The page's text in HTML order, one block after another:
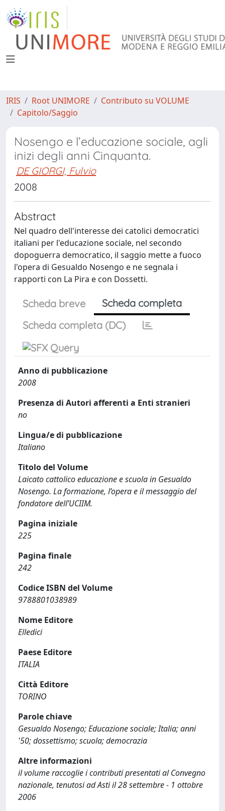
IRIS Root UNIMORE
Contributo su VOLUME
Capitolo/Saggio
Nosengo e l’educazione sociale, agli
inizi degli anni Cinquanta.
DE GIORGI, Fulvio
2008
Abstract
Nel quadro dell'interesse dei catolici democratici
italiani per l'educazione sociale, nel secondo
dopoguerra democratico, il saggio mette a fuoco
l'opera di Gesualdo Nosengo e ne segnala i
rapporti con La Pira e con Dossetti.
Scheda breve
Scheda completa
Scheda completa (DC)
Anno di pubblicazione
2008
Presenza di Autori afferenti a Enti stranieri
no
Lingua/e di pubblicazione
Italiano
Titolo del Volume
Laicato cattolico educazione e scuola in Gesualdo
Nosengo. La formazione, l’opera e il messaggio del
fondatore dell’UCIIM.
Pagina iniziale
225
Pagina finale
242
Codice ISBN del Volume
9788801038989
Nome Editore
Elledici
Paese Editore
ITALIA
Città Editore
TORINO
Parole chiave
Gesualdo Nosengo; Educazione sociale; Italia; anni
'50; dossettismo; scuola; democrazia
Altre informazioni
il volume raccoglie i contributi presentati al Convegno
nazionale, tenutosi ad Asti il 28 settembre - 1 ottobre
2006